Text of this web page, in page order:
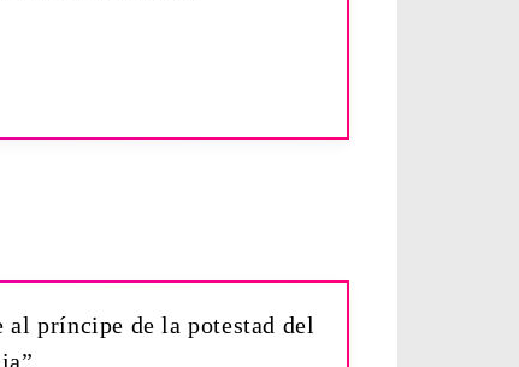
al príncipe de la potestad del